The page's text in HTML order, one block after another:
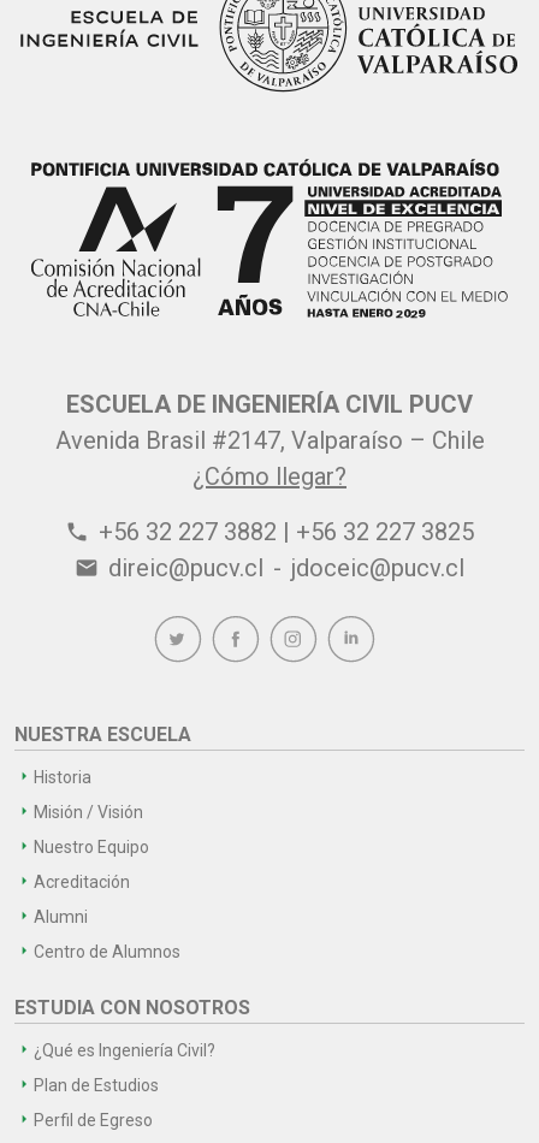
ESCUELA DE INGENIERÍA CIVIL PUCV
Avenida Brasil #2147, Valparaíso – Chile
¿Cómo llegar?
phone +56 32 227 3882 | +56 32 227 3825
email direic@pucv.cl - jdoceic@pucv.cl
NUESTRA ESCUELA
Historia
Misión / Visión
Nuestro Equipo
Acreditación
Alumni
Centro de Alumnos
ESTUDIA CON NOSOTROS
¿Qué es Ingeniería Civil?
Plan de Estudios
Perfil de Egreso